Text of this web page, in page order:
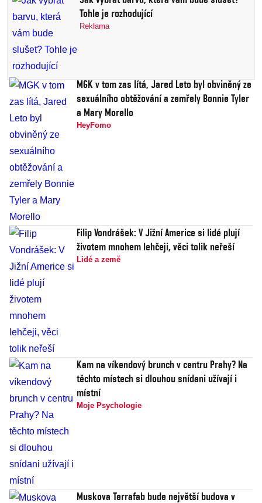
Tohle je rozhodující
Reklama
MGK v tom zas lítá, Jared Leto byl obviněný ze
sexuálního obtěžování a zemřely Bonnie Tyler
a Mary Morello
HeyFomo
Filip Vondrášek: V Jižní Americe si lidé plují
životem mnohem lehčeji, věci tolik neřeší
Lidé a země
Kam na víkendový brunch v centru Prahy? Na
těchto místech si dlouhou snídani užívají i
místní
Moje Psychologie
Muskova Terrafab bude největší budova v